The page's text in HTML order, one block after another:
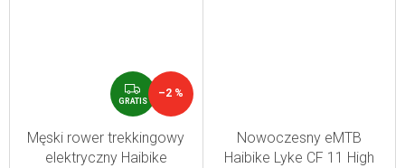
G
R
A
T
I
GRATIS
–2 %
Męski rower trekkingowy
elektryczny Haibike
Nowoczesny eMTB
Haibike Lyke CF 11 High